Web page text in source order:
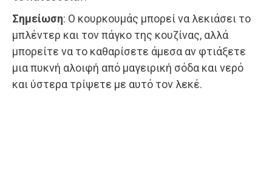
Σημείωση: Ο κουρκουμάς μπορεί να λεκιάσει το
μπλέντερ και τον πάγκο της κουζίνας, αλλά
μπορείτε να το καθαρίσετε άμεσα αν φτιάξετε
μια πυκνή αλοιφή από μαγειρική σόδα και νερό
και ύστερα τρίψετε με αυτό τον λεκέ.